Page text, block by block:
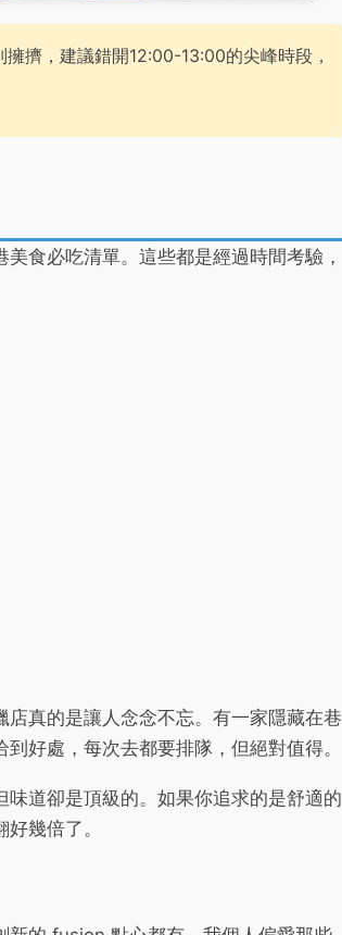
擠，建議錯開12:00-13:00的尖峰時段，
食必吃清單。這些都是經過時間考驗，
真的是讓人念念不忘。有一家隱藏在巷
好處，每次去都要排隊，但絕對值得。
道卻是頂級的。如果你追求的是舒適的
幾倍了。